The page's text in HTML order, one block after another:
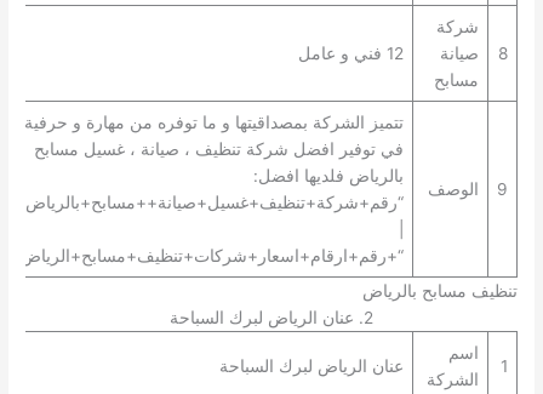
8
شركة
صيانة
مسابح
12 فني و عامل
9 الوصف
تتميز الشركة بمصداقيتها و ما توفره من مهارة و حرفية
في توفير افضل شركة تنظيف ، صيانة ، غسيل مسابح
بالرياض فلديها افضل:
“رقم+شركة+تنظيف+غسيل+صيانة++مسابح+بالرياض+”
“+رقم+ارقام+اسعار+شركات+تنظيف+مسابح+الرياض+”.
تنظيف مسابح بالرياض
2. عنان الرياض لبرك السباحة
1
اسم
الشركة
عنان الرياض لبرك السباحة